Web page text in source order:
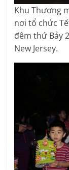
Khu Thương
nơi tổ chức
đêm thứ Bảy
New Jersey.